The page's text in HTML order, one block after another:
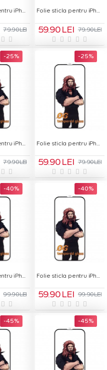
Folie sticla pentru iPhone 14 Pro Max - OG Green Glass
79.90 LEI
Folie sticla pentru iPhone 15 - OG Green Glass
59.90 LEI 79.90 LEI
-25 %
79.90 LEI
-25 %
59.90 LEI 79.90 LEI
-40 %
99.90 LEI
-40 %
59.90 LEI 99.90 LEI
-45 % -45 %